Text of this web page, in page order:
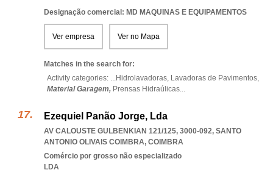
Designação comercial: MD MAQUINAS E EQUIPAMENTOS
Ver empresa Ver no Mapa
Matches in the search for:
Activity categories: ...Hidrolavadoras, Lavadoras de Pavimentos,
Material Garagem, Prensas Hidraúlicas...
Ezequiel Panão Jorge, Lda
AV CALOUSTE GULBENKIAN 121/125, 3000-092, SANTO
ANTONIO OLIVAIS COIMBRA, COIMBRA
Comércio por grosso não especializado
LDA